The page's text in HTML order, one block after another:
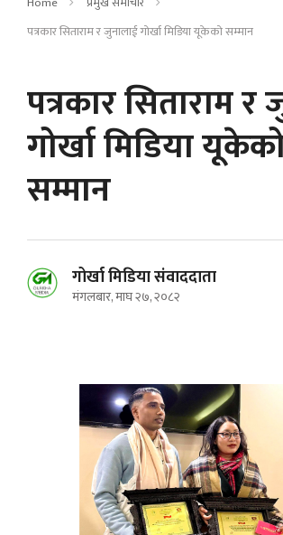
पत्रकार सिताराम र जुनालाई गोर्खा मिडिया यूकेको सम्मान
पत्रकार सिताराम र
गोर्खा मिडिया
सम्मान
गोर्खा मिडिया संवाददाता
मंगलबार, माघ २७, २०८२